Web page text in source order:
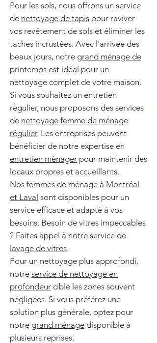
Pour les sols, nous offrons un service
de nettoyage de tapis pour raviver
vos revêtement de sols et éliminer les
taches incrustées. Avec l'arrivée des
beaux jours, notre grand ménage de
printemps est idéal pour un
nettoyage complet de votre maison.
Si vous souhaitez un entretien
régulier, nous proposons des services
de nettoyage femme de ménage
régulier. Les entreprises peuvent
bénéficier de notre expertise en
entretien ménager pour maintenir des
locaux propres et accueillants.
Nos femmes de ménage à Montréal
et Laval sont disponibles pour un
service efficace et adapté à vos
besoins. Besoin de vitres impeccables
? Faites appel à notre service de
lavage de vitres.
Pour un nettoyage plus approfondi,
notre service de nettoyage en
profondeur cible les zones souvent
négligées. Si vous préférez une
solution plus générale, optez pour
notre grand ménage disponible à
plusieurs reprises.